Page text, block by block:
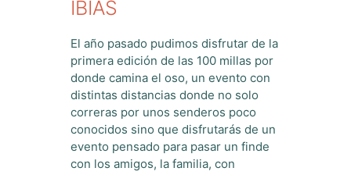
IBIAS
El año pasado pudimos disfrutar de la
primera edición de las 100 millas por
donde camina el oso, un evento con
distintas distancias donde no solo
correras por unos senderos poco
conocidos sino que disfrutarás de un
evento pensado para pasar un finde
con los amigos, la familia, con